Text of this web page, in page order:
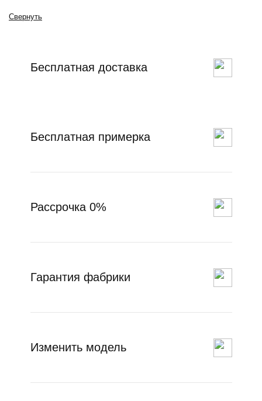
Свернуть
Бесплатная доставка
Бесплатная примерка
Рассрочка 0%
Гарантия фабрики
Изменить модель